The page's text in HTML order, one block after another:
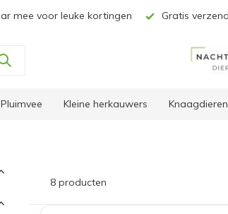
Gratis verzending vanaf 50 euro in BE & NL*
Pluimvee Kleine herkauwers Knaagdieren
8 producten